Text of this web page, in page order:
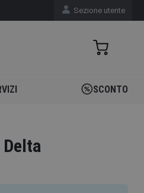
Sezione utente
SCONTO